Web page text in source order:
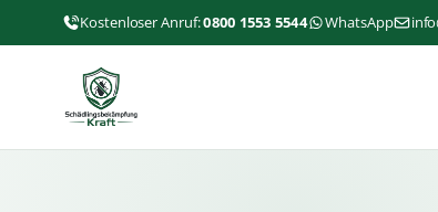
Kostenloser Anruf:0800 1553 5544 WhatsApp